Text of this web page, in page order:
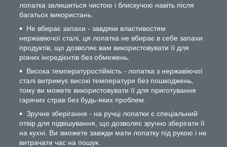
лопатка залишиться чистою і блискучою навіть після
багатьох використань.
Не вбирає запахи - завдяки властивостям
нержавіючої сталі, ця лопатка не вбирає в себе запахи
продуктів, що дозволяє вам використовувати її для
різних інгредієнтів без обмежень.
Висока температуростійкість - лопатка з нержавіючої
сталі витримує високі температури без пошкоджень,
тому ви можете використовувати її для приготування
гарячих страв без будь-яких проблем.
Зручне зберігання - на ручці лопатки є спеціальний
отвір для підвішування, що дозволяє зручно зберігати її
на кухні. Ви зможете завжди мати лопатку під рукою і не
витрачати час на пошук.